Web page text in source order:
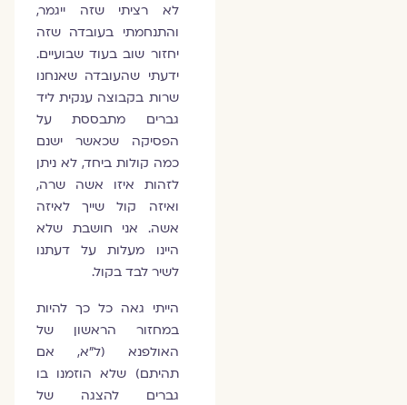
לא רציתי שזה ייגמר,
והתנחמתי בעובדה שזה
יחזור שוב בעוד שבועיים.
ידעתי שהעובדה שאנחנו
שרות בקבוצה ענקית ליד
גברים מתבססת על
הפסיקה שכאשר ישנם
כמה קולות ביחד, לא ניתן
לזהות איזו אשה שרה,
ואיזה קול שייך לאיזה
אשה. אני חושבת שלא
היינו מעלות על דעתנו
לשיר לבד בקול.
הייתי גאה כל כך להיות
במחזור הראשון של
האולפנא (ל"א, אם
תהיתם) שלא הוזמנו בו
גברים להצגה של